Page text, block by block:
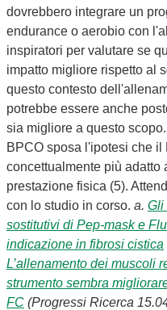
dovrebbero integrare un
endurance o aerobio con
inspiratori per valutare se
impatto migliore rispetto al
questo contesto
potrebbe essere anche
sia migliore a questo
BPCO sposa l'ipotesi che il
concettualmente più adatto
prestazione fisica (5).
con lo studio in corso. a. Gli
sostitutivi di Pep-mask e
indicazione in fibrosi cistica
L’allenamento dei muscoli
strumento sembra
FC (Progressi Ricerca